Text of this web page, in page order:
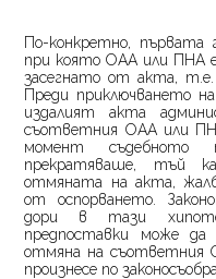
По-конкретно, първата
при която ОАА или ПНА е
засегнато от акта, т.е.
Преди приключването
издалият акта
съответния ОАА или
момент съдебното
прекратяваше, тъй
отмяната на акта,
от оспорването.
дори в тази
предпоставки може да
отмяна на
произнесе по